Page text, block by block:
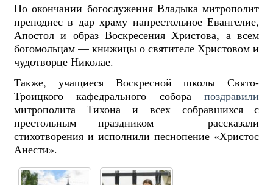
По окончании богослужения Владыка митрополит
преподнес в дар храму напрестольное Евангелие,
Апостол и образ Воскресения Христова, а всем
богомольцам — книжицы о святителе Христовом и
чудотворце Николае.
Также, учащиеся Воскресной школы Свято-
Троицкого кафедрального соборапоздравили
митрополита Тихона и всех собравшихся с
престольным праздником — рассказали
стихотворения и исполнили песнопение «Христос
Анести».